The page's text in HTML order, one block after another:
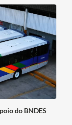
do BNDES